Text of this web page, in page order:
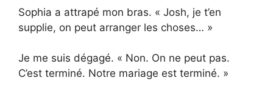
Sophia a attrapé mon bras. « Josh, je t’en
supplie, on peut arranger les choses… »
Je me suis dégagé. « Non. On ne peut pas.
C’est terminé. Notre mariage est terminé. »